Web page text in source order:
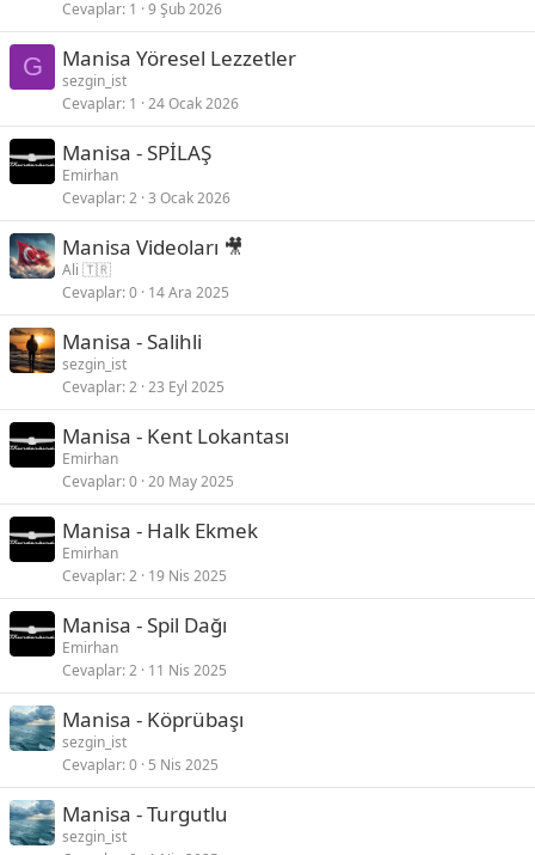
Cevaplar 1 9 Şub 2026
G Manisa Yöresel Lezzetler
sezgin_ist
Cevaplar 1 24 Ocak 2026
Manisa - SPİLAŞ
Emirhan
Cevaplar 2 3 Ocak 2026
Manisa Videoları 🎥
Ali 🇹🇷
Cevaplar 0 14 Ara 2025
Manisa - Salihli
sezgin_ist
Cevaplar 2 23 Eyl 2025
Manisa - Kent Lokantası
Emirhan
Cevaplar 0 20 May 2025
Manisa - Halk Ekmek
Emirhan
Cevaplar 2 19 Nis 2025
Manisa - Spil Dağı
Emirhan
Cevaplar 2 11 Nis 2025
Manisa - Köprübaşı
sezgin_ist
Cevaplar 0 5 Nis 2025
Manisa - Turgutlu
sezgin_ist